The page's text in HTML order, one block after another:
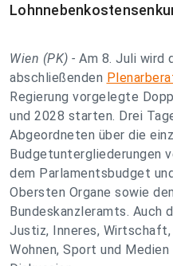
Wien (PK) - Am 8. Juli wird
abschließenden
Regierung vorgelegte
und 2028 starten. Drei
Abgeordneten über die
Budgetuntergliederungen
dem Parlamentsbudget
Obersten Organe sowie
Bundeskanzleramts. Auch
Justiz, Inneres,
Wohnen, Sport und